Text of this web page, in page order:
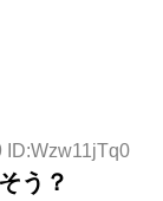
ID:Wzw11jTq0
う？